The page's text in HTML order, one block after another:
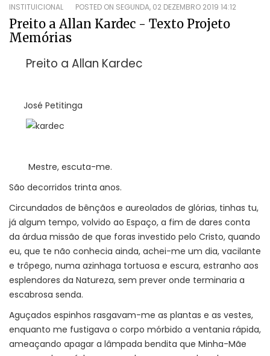
INSTITUICIONAL POSTED ON SEGUNDA, 02 DEZEMBRO 2019 14:12
Preito a Allan Kardec - Texto Projeto
Memórias
Preito a Allan Kardec
José Petitinga
Mestre, escuta-me.
São decorridos trinta anos.
Circundados de bênçãos e aureolados de glórias, tinhas tu,
já algum tempo, volvido ao Espaço, a fim de dares conta
da árdua missão de que foras investido pelo Cristo, quando
eu, que te não conhecia ainda, achei-me um dia, vacilante
e trôpego, numa azinhaga tortuosa e escura, estranho aos
esplendores da Natureza, sem prever onde terminaria a
escabrosa senda.
Aguçados espinhos rasgavam-me as plantas e as vestes,
enquanto me fustigava o corpo mórbido a ventania rápida,
ameaçando apagar a lâmpada bendita que Minha-Mãe